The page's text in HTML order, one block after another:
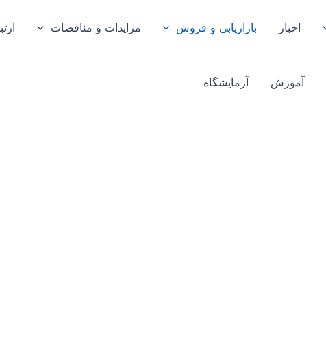
اخبار بازاریابی و فروش مزایدات و مناقصات
آموزش آزمایشگاه